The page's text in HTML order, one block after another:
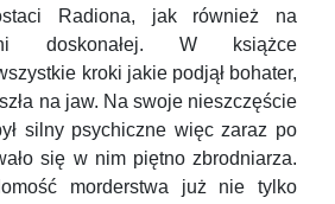
Radiona, jak również na
doskonałej. W książce
kroki jakie podjął bohater,
na jaw. Na swoje nieszczęście
silny psychiczne więc zaraz po
się w nim piętno zbrodniarza.
morderstwa już nie tylko